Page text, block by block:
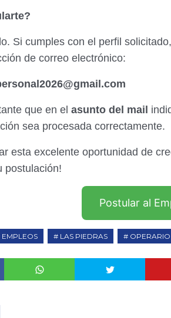
Si cumples con el perfil
de correo electrónico:
que en el asunto del mail
sea procesada correctamente.
esta excelente oportunidad de
postulación!
Postular al
EMPLEOS LAS PIEDRAS OPERARIO